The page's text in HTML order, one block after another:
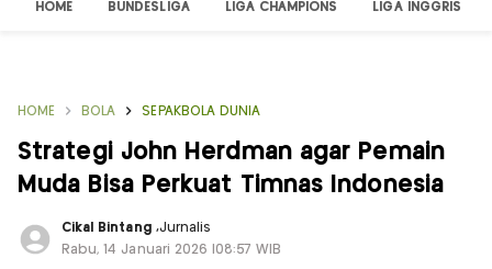
HOME BUNDESLIGA LIGA CHAMPIONS LIGA INGGRIS
HOME BOLA SEPAKBOLA DUNIA
Strategi John Herdman agar Pemain
Muda Bisa Perkuat Timnas Indonesia
Cikal Bintang ,Jurnalis
Rabu, 14 Januari 2026 |08:57 WIB